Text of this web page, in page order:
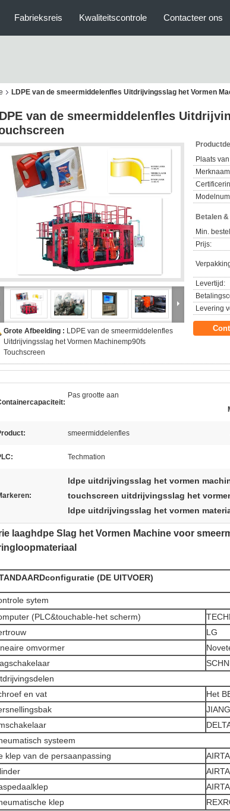
Fabrieksreis Kwaliteitscontrole Contacteer ons
LDPE van de smeermiddelenfles Uitdrijvingsslag het Vormen
van de smeermiddelenfles
Grote Afbeelding : LDPE van de smeermiddelenfles
Uitdrijvingsslag het Vormen Machinemp90fs
Touchscreen
Plaats
Betalen
Min.
Prijs:
Levertijd:
Levering
Pas grootte aan
smeermiddelenfles
Techmation
ldpe uitdrijvingsslag het vormen
touchscreen uitdrijvingsslag het
ldpe uitdrijvingsslag het vormen
laaghdpe Slag het Vormen Machine voor
(DE UITVOER)
sytem
(PLC&touchable-het scherm)
LG
omvormer
en vat
Het
systeem
klep van de persaanpassing
klep